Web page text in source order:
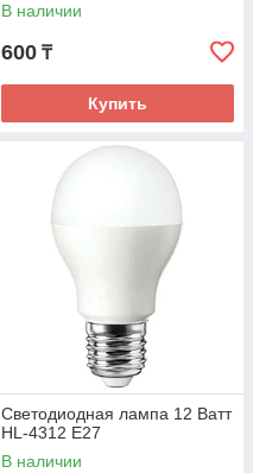
В наличии
600 ₸
Купить
Светодиодная лампа 12 Ватт
HL-4312 E27
В наличии